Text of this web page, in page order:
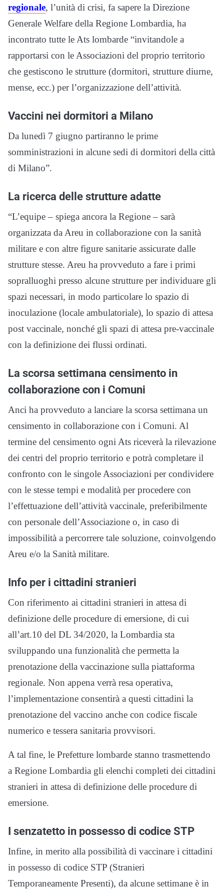
regionale, l’unità di crisi, fa sapere la Direzione
Generale Welfare della Regione Lombardia, ha
incontrato tutte le Ats lombarde “invitandole a
rapportarsi con le Associazioni del proprio territorio
che gestiscono le strutture (dormitori, strutture diurne,
mense, ecc.) per l’organizzazione dell’attività.
Vaccini nei dormitori a Milano
Da lunedì 7 giugno partiranno le prime
somministrazioni in alcune sedi di dormitori della città
di Milano”.
La ricerca delle strutture adatte
“L’equipe – spiega ancora la Regione – sarà
organizzata da Areu in collaborazione con la sanità
militare e con altre figure sanitarie assicurate dalle
strutture stesse. Areu ha provveduto a fare i primi
sopralluoghi presso alcune strutture per individuare gli
spazi necessari, in modo particolare lo spazio di
inoculazione (locale ambulatoriale), lo spazio di attesa
post vaccinale, nonché gli spazi di attesa pre-vaccinale
con la definizione dei flussi ordinati.
La scorsa settimana censimento in
collaborazione con i Comuni
Anci ha provveduto a lanciare la scorsa settimana un
censimento in collaborazione con i Comuni. Al
termine del censimento ogni Ats riceverà la rilevazione
dei centri del proprio territorio e potrà completare il
confronto con le singole Associazioni per condividere
con le stesse tempi e modalità per procedere con
l’effettuazione dell’attività vaccinale, preferibilmente
con personale dell’Associazione o, in caso di
impossibilità a percorrere tale soluzione, coinvolgendo
Areu e/o la Sanità militare.
Info per i cittadini stranieri
Con riferimento ai cittadini stranieri in attesa di
definizione delle procedure di emersione, di cui
all’art.10 del DL 34/2020, la Lombardia sta
sviluppando una funzionalità che permetta la
prenotazione della vaccinazione sulla piattaforma
regionale. Non appena verrà resa operativa,
l’implementazione consentirà a questi cittadini la
prenotazione del vaccino anche con codice fiscale
numerico e tessera sanitaria provvisori.
A tal fine, le Prefetture lombarde stanno trasmettendo
a Regione Lombardia gli elenchi completi dei cittadini
stranieri in attesa di definizione delle procedure di
emersione.
I senzatetto in possesso di codice STP
Infine, in merito alla possibilità di vaccinare i cittadini
in possesso di codice STP (Stranieri
Temporaneamente Presenti), da alcune settimane è in